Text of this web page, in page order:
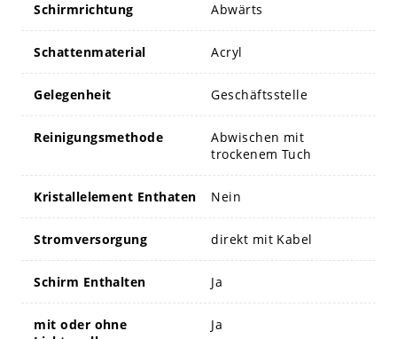
Schirmrichtung Abwärts
Schattenmaterial Acryl
Gelegenheit Geschäftsstelle
Reinigungsmethode
Abwischen mit
trockenem Tuch
Kristallelement Enthaten Nein
Stromversorgung direkt mit Kabel
Schirm Enthalten Ja
mit oder ohne
Ja